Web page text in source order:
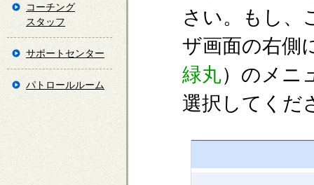
さい。もし、
ザ画面の右側
緑丸）のメニ
選択してくだ
コーチング
スタッフ
サポートセンター
パトロールルーム